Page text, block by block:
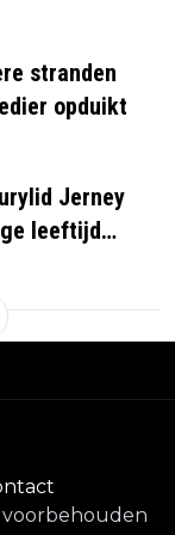
weer te
stranden
opduikt
Jerney
leeftijd